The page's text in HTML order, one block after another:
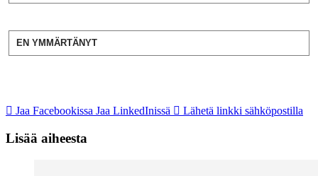
EN YMMÄRTÄNYT
Jaa Facebookissa Jaa LinkedInissä Lähetä linkki sähköpostilla
Lisää aiheesta